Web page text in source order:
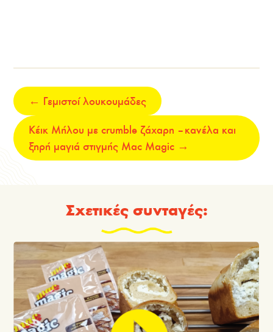
← Γεμιστοί λουκουμάδες
Κέικ Μήλου με crumble ζάχαρη – κανέλα και
ξηρή μαγιά στιγμής Mac Magic →
Σχετικές συνταγές: